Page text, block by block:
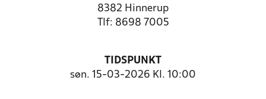
8382 Hinnerup
Tlf: 8698 7005
TIDSPUNKT
søn. 15-03-2026 Kl. 10:00